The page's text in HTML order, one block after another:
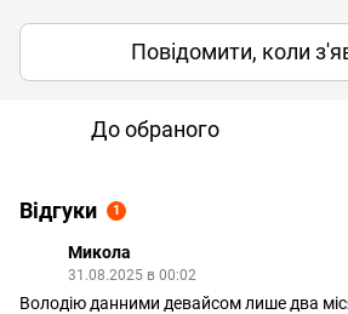
Повідомити, коли
До обраного
Відгуки 1
Микола
31.08.2025 в 00:02
Володію данними девайсом лише два